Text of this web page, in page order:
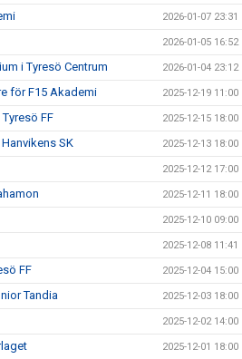
2026-01-07 23:31
2026-01-05 16:52
i Tyresö Centrum 2026-01-04 23:12
för F15 Akademi 2025-12-19 11:00
FF 2025-12-15 18:00
SK 2025-12-13 18:00
2025-12-12 17:00
2025-12-11 18:00
2025-12-10 09:00
2025-12-08 11:41
FF 2025-12-04 15:00
Tandia 2025-12-03 18:00
2025-12-02 14:00
2025-12-01 18:00